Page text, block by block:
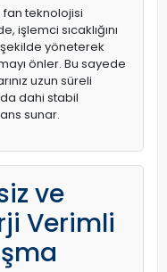
fan teknolojisi
işlemci sıcaklığını
yöneterek
önler. Bu sayede
uzun süreli
dahi stabil
sunar.
ve
Verimli